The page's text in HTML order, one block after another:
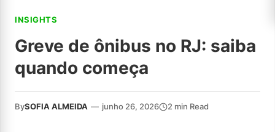
INSIGHTS
Greve de ônibus no RJ: saiba
quando começa
BySOFIA ALMEIDA — junho 26, 2026 2 min Read